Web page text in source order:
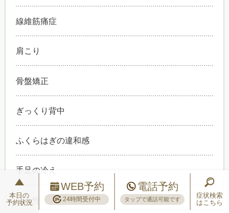
線維筋痛症
肩こり
骨盤矯正
ぎっくり背中
ふくらはぎの違和感
手足の冷え
冷え性
本日の
予約状況
WEB予約
24時間受付中
電話予約
タップで通話可能です
症状検索
はこちら